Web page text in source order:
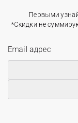
Первыми
*Скидки не